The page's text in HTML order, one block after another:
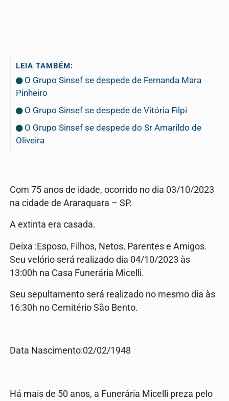
LEIA TAMBÉM:
O Grupo Sinsef se despede de Fernanda Mara
Pinheiro
O Grupo Sinsef se despede de Vitória Filpi
O Grupo Sinsef se despede do Sr Amarildo de
Oliveira
Com 75 anos de idade, ocorrido no dia 03/10/2023
na cidade de Araraquara – SP.
A extinta era casada.
Deixa :Esposo, Filhos, Netos, Parentes e Amigos.
Seu velório será realizado dia 04/10/2023 às
13:00h na Casa Funerária Micelli.
Seu sepultamento será realizado no mesmo dia às
16:30h no Cemitério São Bento.
Data Nascimento:02/02/1948
Há mais de 50 anos, a Funerária Micelli preza pelo